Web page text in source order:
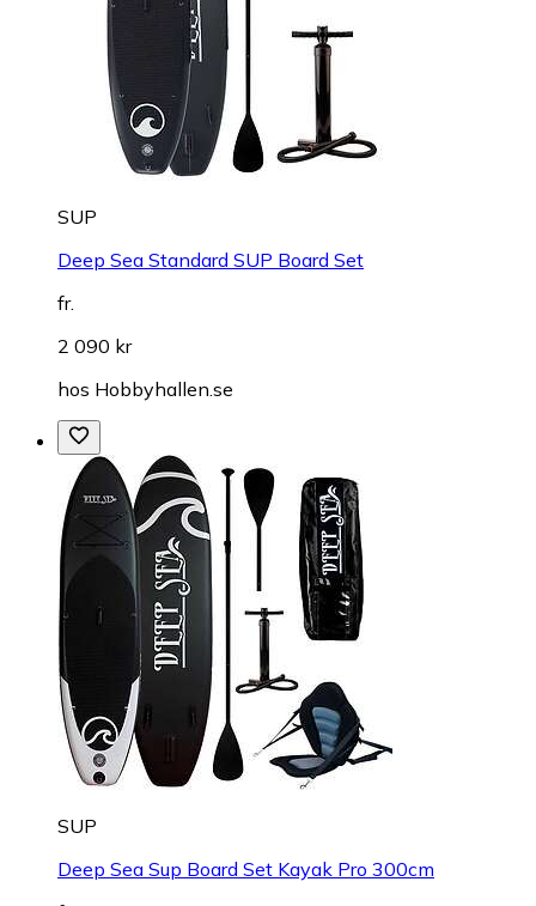
SUP
Deep Sea Standard SUP Board Set
fr.
2 090 kr
hos Hobbyhallen.se
SUP
Deep Sea Sup Board Set Kayak Pro 300cm